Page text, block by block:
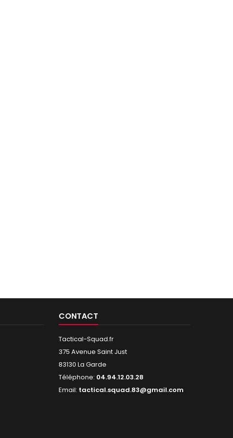
CONTACT
Tactical-Squad.fr
375 Avenue Saint Just
83130 La Garde
Téléphone: 04.94.12.03.28
Email: tactical.squad.83@gmail.com